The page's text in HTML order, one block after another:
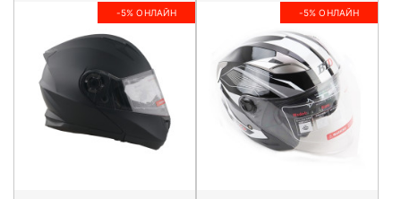
-5% ОНЛАЙН -5% ОНЛАЙН